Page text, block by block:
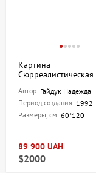
Картина
Сюрреалистическая
Гайдук Надежда
Автор: Гайдук Надежда
Период создания: 1992
Размеры, см: 60*120
89 900 UAH
$2000